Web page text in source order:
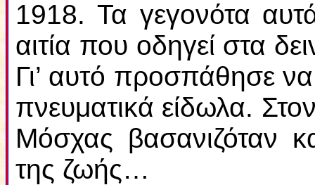
1918. Τα γεγονότα
αιτία που οδηγεί στα
Γι’ αυτό προσπάθησε
πνευματικά είδωλα.
Μόσχας βασανιζόταν
της ζωής…